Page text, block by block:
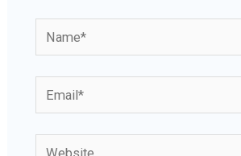
Name*
Email*
Website